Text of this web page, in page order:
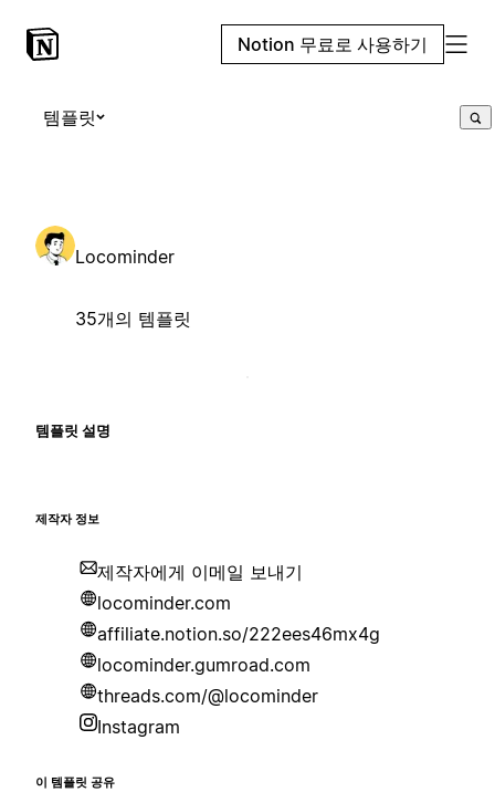
Notion 무료로 사용하기
템플릿
Locominder
35개의 템플릿
템플릿 설명
제작자 정보
제작자에게 이메일 보내기
locominder.com
affiliate.notion.so/222ees46mx4g
locominder.gumroad.com
threads.com/@locominder
Instagram
이 템플릿 공유